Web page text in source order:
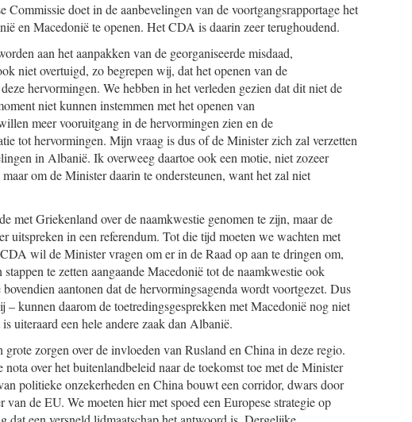
doet in de aanbevelingen van de voortgangsrapportage het
en Macedonië te openen. Het CDA is daarin zeer terughoudend.
aan het aanpakken van de georganiseerde misdaad,
niet overtuigd, zo begrepen wij, dat het openen van de
hervormingen. We hebben in het verleden gezien dat dit niet de
niet kunnen instemmen met het openen van
meer vooruitgang in de hervormingen zien en de
tot hervormingen. Mijn vraag is dus of de Minister zich zal verzetten
in Albanië. Ik overweeg daartoe ook een motie, niet zozeer
om de Minister daarin te ondersteunen, want het zal niet
met Griekenland over de naamkwestie genomen te zijn, maar de
uitspreken in een referendum. Tot die tijd moeten we wachten met
wil de Minister vragen om er in de Raad op aan te dringen om,
te zetten aangaande Macedonië tot de naamkwestie ook
aantonen dat de hervormingsagenda wordt voortgezet. Dus
kunnen daarom de toetredingsgesprekken met Macedonië nog niet
uiteraard een hele andere zaak dan Albanië.
zorgen over de invloeden van Rusland en China in deze regio.
over het buitenlandbeleid naar de toekomst toe met de Minister
politieke onzekerheden en China bouwt een corridor, dwars door
de EU. We moeten hier met spoed een Europese strategie op